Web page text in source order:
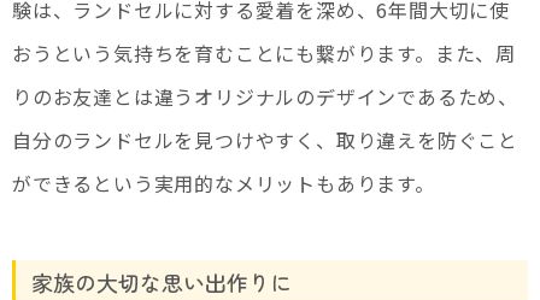
験は、ランドセルに対する愛着を深め、6年間大切に使
おうという気持ちを育むことにも繋がります。また、周
りのお友達とは違うオリジナルのデザインであるため、
自分のランドセルを見つけやすく、取り違えを防ぐこと
ができるという実用的なメリットもあります。
家族の大切な思い出作りに